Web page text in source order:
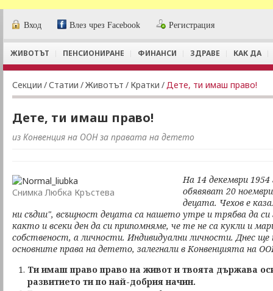
Вход Влез чрез Facebook Регистрация
ЖИВОТЪТ ПЕНСИОНИРАНЕ ФИНАНСИ ЗДРАВЕ КАК ДА
Секции /Статии /Животът / Кратки /Дете, ти имаш право!
Дете, ти имаш право!
из Конвенция на ООН за правата на детето
Снимка Любка Кръстева
На 14 декември
обявяват 20
децата. Чехов е
ни съдии", всъщност децата са нашето утре и трябва да си
както и всеки ден да си припомняме, че те не са кукли и
собственост, а личности. Индивидуални личности. Днес
основните права на детето, залегнали в Конвенцията на
Ти имаш право право на живот и твоята държава
развитието ти по най-добрия начин.